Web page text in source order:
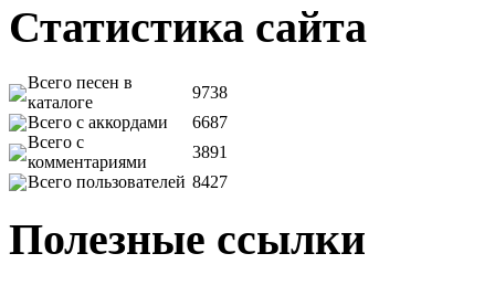
Статистика сайта
Всего песен в
каталоге
9738
Всего с аккордами
6687
Всего с
комментариями
3891
Всего пользователей 8427
Полезные ссылки